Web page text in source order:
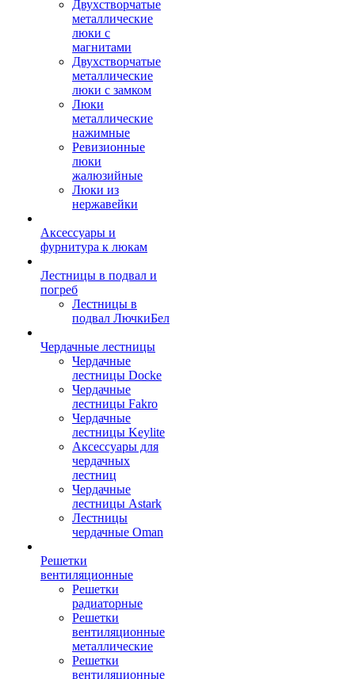
Двухстворчатые
металлические
люки с
магнитами
Двухстворчатые
металлические
люки с замком
Люки
металлические
нажимные
Ревизионные
люки
жалюзийные
Люки из
нержавейки
Аксессуары и
фурнитура к люкам
Лестницы в подвал и
погреб
Лестницы в
подвал ЛючкиБел
Чердачные лестницы
Чердачные
лестницы Docke
Чердачные
лестницы Fakro
Чердачные
лестницы Keylite
Аксессуары для
чердачных
лестниц
Чердачные
лестницы Astark
Лестницы
чердачные Oman
Решетки
вентиляционные
Решетки
радиаторные
Решетки
вентиляционные
металлические
Решетки
вентиляционные